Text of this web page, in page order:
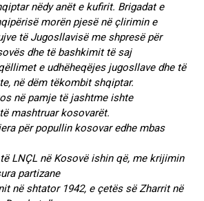
nëdy anët e kufirit. Brigadat e
morën pjesë në çlirimin e
të Jugosllavisë me shpresë për
dhe të bashkimit të saj
e udhëheqëjes jugosllave dhe të
në dëm tëkombit shqiptar.
në pamje të jashtme ishte
mashtruar kosovarët.
për popullin kosovar edhe mbas
LNÇL në Kosovë ishin që, me krijimin
partizane
në shtator 1942, e çetës së Zharrit në